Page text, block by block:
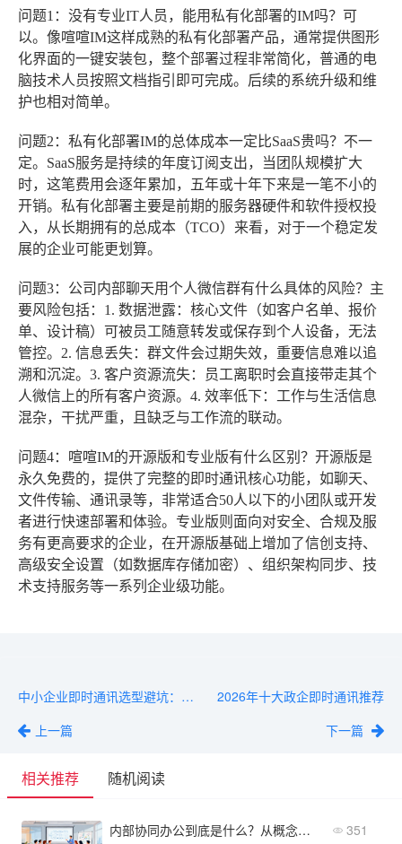
问题1：没有专业IT人员，能用私有化部署的IM吗？ 可
以。像喧喧IM这样成熟的私有化部署产品，通常提供图形
化界面的一键安装包，整个部署过程非常简化，普通的电
脑技术人员按照文档指引即可完成。后续的系统升级和维
护也相对简单。
问题2：私有化部署IM的总体成本一定比SaaS贵吗？ 不一
定。SaaS服务是持续的年度订阅支出，当团队规模扩大
时，这笔费用会逐年累加，五年或十年下来是一笔不小的
开销。私有化部署主要是前期的服务器硬件和软件授权投
入，从长期拥有的总成本（TCO）来看，对于一个稳定发
展的企业可能更划算。
问题3：公司内部聊天用个人微信群有什么具体的风险？ 主
要风险包括：1. 数据泄露：核心文件（如客户名单、报价
单、设计稿）可被员工随意转发或保存到个人设备，无法
管控。2. 信息丢失：群文件会过期失效，重要信息难以追
溯和沉淀。3. 客户资源流失：员工离职时会直接带走其个
人微信上的所有客户资源。4. 效率低下：工作与生活信息
混杂，干扰严重，且缺乏与工作流的联动。
问题4：喧喧IM的开源版和专业版有什么区别？ 开源版是
永久免费的，提供了完整的即时通讯核心功能，如聊天、
文件传输、通讯录等，非常适合50人以下的小团队或开发
者进行快速部署和体验。专业版则面向对安全、合规及服
务有更高要求的企业，在开源版基础上增加了信创支持、
高级安全设置（如数据库存储加密）、组织架构同步、技
术支持服务等一系列企业级功能。
中小企业即时通讯选型避坑：这3个误区一定要注意
上一篇
2026年十大政企即时通讯推荐
下一篇
相关推荐 随机阅读
内部协同办公到底是什么？从概念到核心功能的全面解读 351